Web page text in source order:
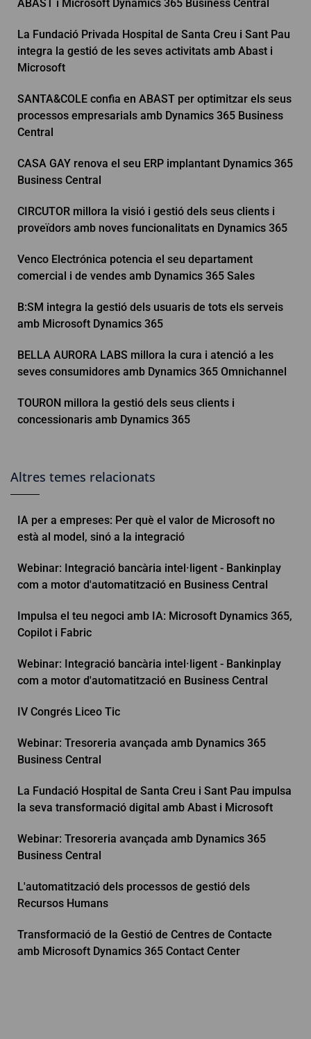
ABAST i Microsoft Dynamics 365 Business Central
La Fundació Privada Hospital de Santa Creu i Sant Pau
integra la gestió de les seves activitats amb Abast i
Microsoft
SANTA&COLE confia en ABAST per optimitzar els seus
processos empresarials amb Dynamics 365 Business
Central
CASA GAY renova el seu ERP implantant Dynamics 365
Business Central
CIRCUTOR millora la visió i gestió dels seus clients i
proveïdors amb noves funcionalitats en Dynamics 365
Venco Electrónica potencia el seu departament
comercial i de vendes amb Dynamics 365 Sales
B:SM integra la gestió dels usuaris de tots els serveis
amb Microsoft Dynamics 365
BELLA AURORA LABS millora la cura i atenció a les
seves consumidores amb Dynamics 365 Omnichannel
TOURON millora la gestió dels seus clients i
concessionaris amb Dynamics 365
Altres temes relacionats
IA per a empreses: Per què el valor de Microsoft no
està al model, sinó a la integració
Webinar: Integració bancària intel·ligent - Bankinplay
com a motor d'automatització en Business Central
Impulsa el teu negoci amb IA: Microsoft Dynamics 365,
Copilot i Fabric
Webinar: Integració bancària intel·ligent - Bankinplay
com a motor d'automatització en Business Central
IV Congrés Liceo Tic
Webinar: Tresoreria avançada amb Dynamics 365
Business Central
La Fundació Hospital de Santa Creu i Sant Pau impulsa
la seva transformació digital amb Abast i Microsoft
Webinar: Tresoreria avançada amb Dynamics 365
Business Central
L'automatització dels processos de gestió dels
Recursos Humans
Transformació de la Gestió de Centres de Contacte
amb Microsoft Dynamics 365 Contact Center